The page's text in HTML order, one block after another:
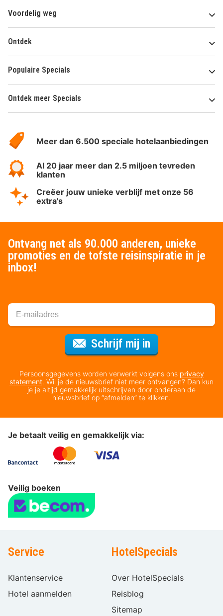
Voordelig weg
Ontdek
Populaire Specials
Ontdek meer Specials
HotelSpecials
Meer dan 6.500 speciale hotelaanbiedingen
Al 20 jaar meer dan 2.5 miljoen tevreden
klanten
Creëer jouw unieke verblijf met onze 56
extra's
Ontvang net als 90.000 anderen, unieke
promoties en de tofste reisinspiratie in je
inbox!
Schrijf mij in
Persoonsgegevens worden verwerkt volgens ons privacy
statement. Wil je de nieuwsbrief niet meer ontvangen? Dan kun
je je altijd gemakkelijk uitschrijven door onderaan de
nieuwsbrief op “afmelden” te klikken.
Je betaalt veilig en gemakkelijk via:
Veilig boeken
Service
Klantenservice
Hotel aanmelden
HotelSpecials
Over HotelSpecials
Reisblog
Sitemap